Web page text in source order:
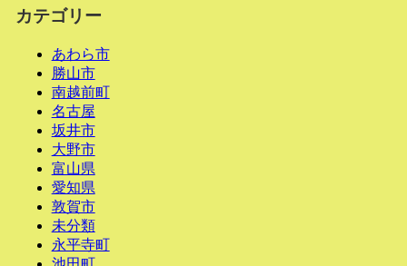
カテゴリー
あわら市
勝山市
南越前町
名古屋
坂井市
大野市
富山県
愛知県
敦賀市
未分類
永平寺町